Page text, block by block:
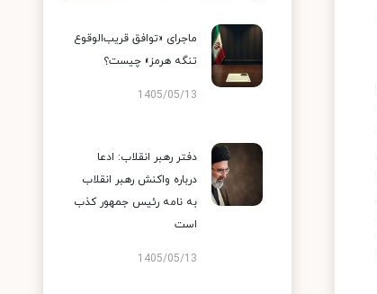
ماجرای «توافق قریب‌الوقوع
تنگه هرمز» چیست؟
1405/05/13
دفتر رهبر انقلاب: ادعا
درباره واکنش رهبر انقلاب
به نامه رئیس جمهور کذب
است
1405/05/13